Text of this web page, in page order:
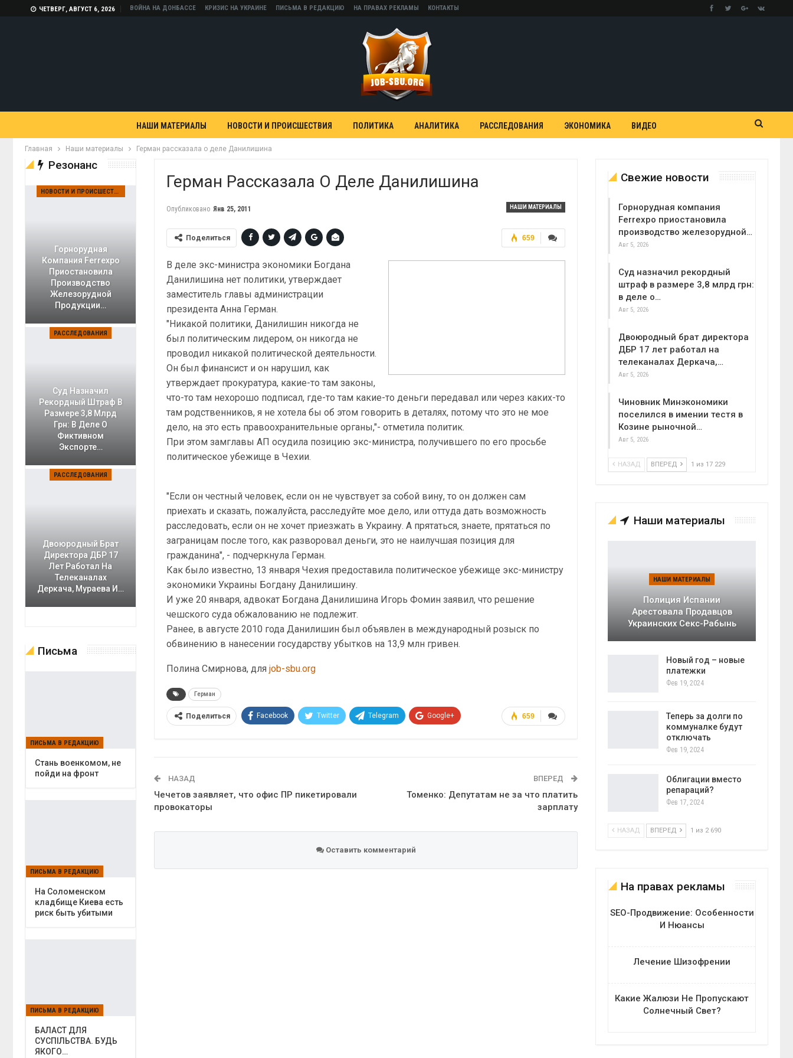
ЧЕТВЕРГ, АВГУСТ 6, 2026 ВОЙНА НА ДОНБАССЕ КРИЗИС НА УКРАИНЕ ПИСЬМА В РЕДАКЦИЮ НА ПРАВАХ РЕКЛАМЫ КОНТАКТЫ
НАШИ МАТЕРИАЛЫ НОВОСТИ И ПРОИСШЕСТВИЯ ПОЛИТИКА АНАЛИТИКА РАССЛЕДОВАНИЯ ЭКОНОМИКА ВИДЕО
Главная Наши материалы Герман рассказала о деле Данилишина
Герман Рассказала О Деле Данилишина
НАШИ МАТЕРИАЛЫ
Опубликовано Янв 25, 2011
659
Поделиться
В деле экс-министра экономики Богдана
Данилишина нет политики, утверждает
заместитель главы администрации
президента Анна Герман.
"Никакой политики, Данилишин никогда не
был политическим лидером, он никогда не
проводил никакой политической деятельности.
Он был финансист и он нарушил, как
утверждает прокуратура, какие-то там законы,
что-то там нехорошо подписал, где-то там какие-то деньги передавал или через каких-то
там родственников, я не хотела бы об этом говорить в деталях, потому что это не мое
дело, на это есть правоохранительные органы,"- отметила политик.
При этом замглавы АП осудила позицию экс-министра, получившего по его просьбе
политическое убежище в Чехии.
"Если он честный человек, если он не чувствует за собой вину, то он должен сам
приехать и сказать, пожалуйста, расследуйте мое дело, или оттуда дать возможность
расследовать, если он не хочет приезжать в Украину. А прятаться, знаете, прятаться по
заграницам после того, как разворовал деньги, это не наилучшая позиция для
гражданина", - подчеркнула Герман.
Как было известно, 13 января Чехия предоставила политическое убежище экс-министру
экономики Украины Богдану Данилишину.
И уже 20 января, адвокат Богдана Данилишина Игорь Фомин заявил, что решение
чешского суда обжалованию не подлежит.
Ранее, в августе 2010 года Данилишин был объявлен в международный розыск по
обвинению в нанесении государству убытков на 13,9 млн гривен.
Полина Смирнова, дляjob-sbu.org
Герман
659
Поделиться Facebook Twitter Telegram Google+
НАЗАД
Чечетов заявляет, что офис ПР пикетировали
провокаторы
ВПЕРЕД
Томенко: Депутатам не за что платить
зарплату
Оставить комментарий
Свежие новости
Горнорудная компания
Ferrexpo приостановила
производство железорудной…
Авг 5, 2026
Суд назначил рекордный
штраф в размере 3,8 млрд грн:
в деле о…
Авг 5, 2026
Двоюродный брат директора
ДБР 17 лет работал на
телеканалах Деркача,…
Авг 5, 2026
Чиновник Минэкономики
поселился в имении тестя в
Козине рыночной…
Авг 5, 2026
НАЗАД ВПЕРЕД 1 из 17 229
Наши материалы
НАШИ МАТЕРИАЛЫ
Полиция Испании
Арестовала Продавцов
Украинских Секс-Рабынь
Новый год – новые
платежки
Фев 19, 2024
Теперь за долги по
коммуналке будут
отключать
Фев 19, 2024
Облигации вместо
репараций?
Фев 17, 2024
НАЗАД ВПЕРЕД 1 из 2 690
На правах рекламы
SEO-Продвижение: Особенности
И Нюансы
Лечение Шизофрении
Какие Жалюзи Не Пропускают
Солнечный Свет?
Резонанс
НОВОСТИ И ПРОИСШЕСТВИЯ
Горнорудная
Компания Ferrexpo
Приостановила
Производство
Железорудной
Продукции…
РАССЛЕДОВАНИЯ
Суд Назначил
Рекордный Штраф В
Размере 3,8 Млрд
Грн: В Деле О
Фиктивном
Экспорте…
РАССЛЕДОВАНИЯ
Двоюродный Брат
Директора ДБР 17
Лет Работал На
Телеканалах
Деркача, Мураева И…
Письма
ПИСЬМА В РЕДАКЦИЮ
Cтань военкомом, не
пойди на фронт
ПИСЬМА В РЕДАКЦИЮ
На Соломенском
кладбище Киева есть
риск быть убитыми
ПИСЬМА В РЕДАКЦИЮ
БАЛАСТ ДЛЯ
СУСПІЛЬСТВА. БУДЬ
ЯКОГО…